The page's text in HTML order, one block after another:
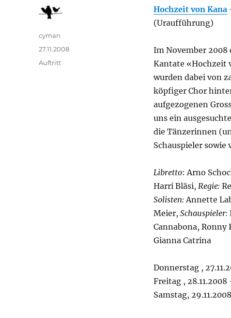
Hochzeit von Kana
(Uraufführung)
Im November
Kantate «Hochzeit
wurden dabei von
köpfiger Chor
aufgezogenen
uns ein
die Tänzerinnen
Schauspieler sowie
Libretto: Arno
Harri Bläsi, Regie:
Solisten: Annette
Meier, Schauspieler:
Cannabona, Ronny
Gianna Catrina
Donnerstag ,
Freitag ,
Samstag,
Autor
cyman
Veröffentlicht
am
27.11.2008
Kategorien
Auftritt